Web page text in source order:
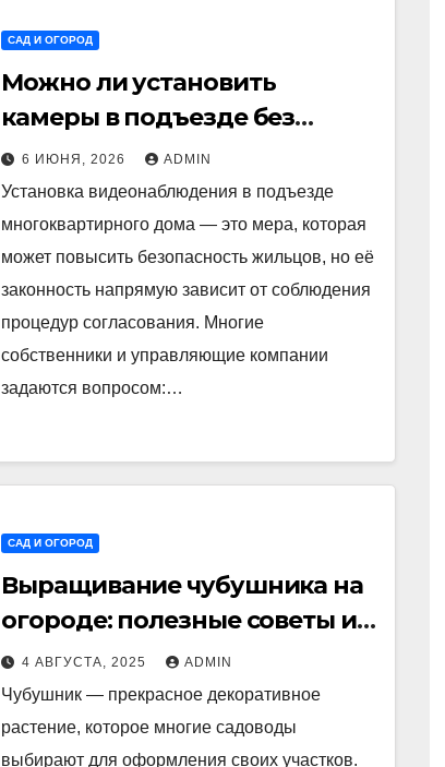
САД И ОГОРОД
Можно ли установить
камеры в подъезде без
общего собрания?
6 ИЮНЯ, 2026 ADMIN
Установка видеонаблюдения в подъезде
многоквартирного дома — это мера, которая
может повысить безопасность жильцов, но её
законность напрямую зависит от соблюдения
процедур согласования. Многие
собственники и управляющие компании
задаются вопросом:…
САД И ОГОРОД
Выращивание чубушника на
огороде: полезные советы и
рекомендации
4 АВГУСТА, 2025 ADMIN
Чубушник — прекрасное декоративное
растение, которое многие садоводы
выбирают для оформления своих участков.